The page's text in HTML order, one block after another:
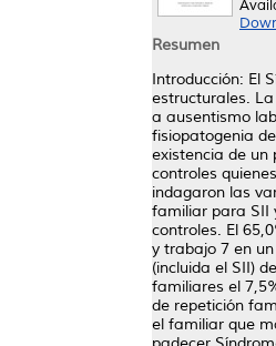
Resumen
Introducción: El
estructurales.
a ausentismo
fisiopatogenia
existencia de un
controles
indagaron las
familiar para SII
controles. El
y trabajo 7 en
(incluida el SII)
familiares el
de repetición
el familiar que